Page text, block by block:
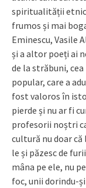
spiritualității
frumos și mai
Eminescu, Vasile
și a altor poeți ai
de la străbuni,
popular, care a
fost valoros în
pierde și nu ar fi
profesorii noștri
cultură nu doar
le și păzesc de
mâna pe ele, nu
foc, unii dorindu-